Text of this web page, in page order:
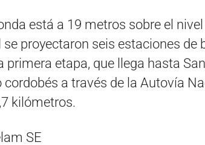
está a 19 metros sobre el
se proyectaron seis estaciones de
primera etapa, que llega hasta
cordobés a través de la Autovía
kilómetros.